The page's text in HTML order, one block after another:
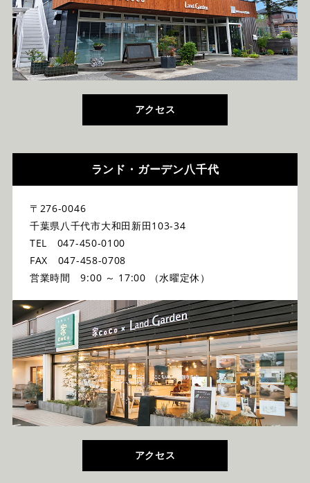
アクセス
ランド・ガーデン八千代
〒276-0046
千葉県八千代市大和田新田103-34
TEL 047-450-0100
FAX 047-458-0708
営業時間 9:00 ～ 17:00 （水曜定休）
アクセス